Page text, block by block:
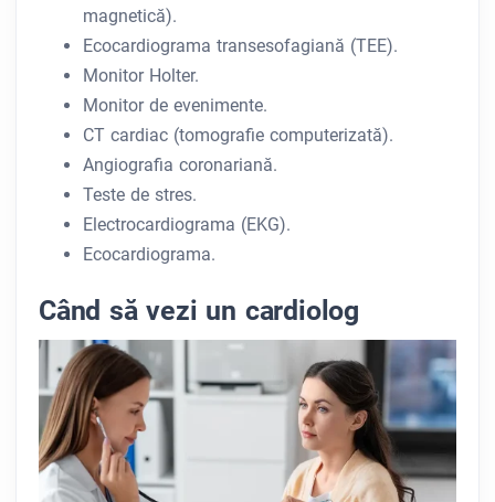
magnetică).
Ecocardiograma transesofagiană (TEE).
Monitor Holter.
Monitor de evenimente.
CT cardiac (tomografie computerizată).
Angiografia coronariană.
Teste de stres.
Electrocardiograma (EKG).
Ecocardiograma.
Când să vezi un cardiolog